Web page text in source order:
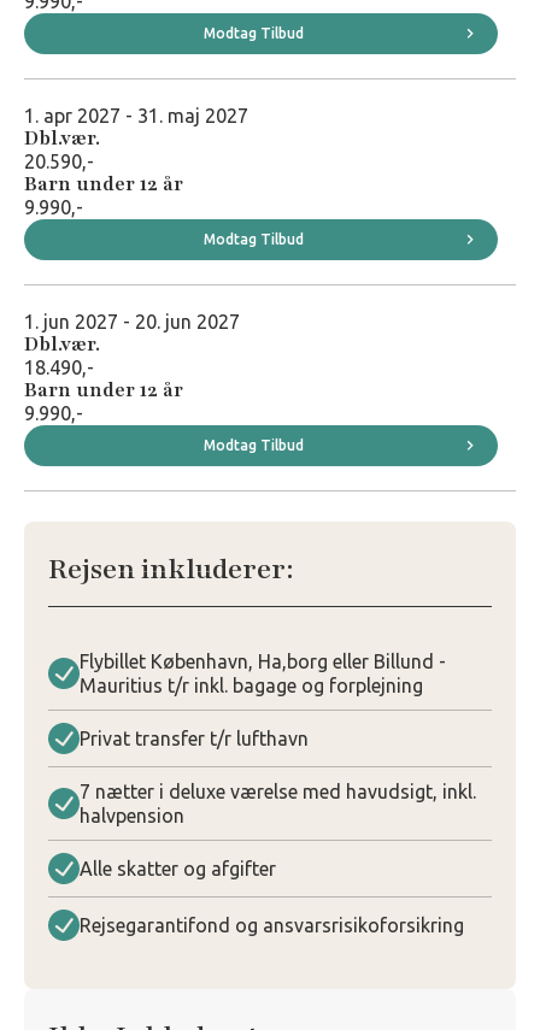
Modtag Tilbud
1. apr 2027 - 31. maj 2027
Dbl.vær.
20.590,-
Barn under 12 år
9.990,-
Modtag Tilbud
1. jun 2027 - 20. jun 2027
Dbl.vær.
18.490,-
Barn under 12 år
9.990,-
Modtag Tilbud
Rejsen inkluderer:
Flybillet København, Ha,borg eller Billund -
Mauritius t/r inkl. bagage og forplejning
Privat transfer t/r lufthavn
7 nætter i deluxe værelse med havudsigt, inkl.
halvpension
Alle skatter og afgifter
Rejsegarantifond og ansvarsrisikoforsikring